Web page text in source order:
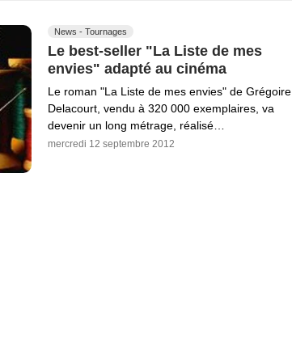
News - Tournages
Le best-seller "La Liste de mes
envies" adapté au cinéma
Le roman "La Liste de mes envies" de Grégoire
Delacourt, vendu à 320 000 exemplaires, va
devenir un long métrage, réalisé…
mercredi 12 septembre 2012